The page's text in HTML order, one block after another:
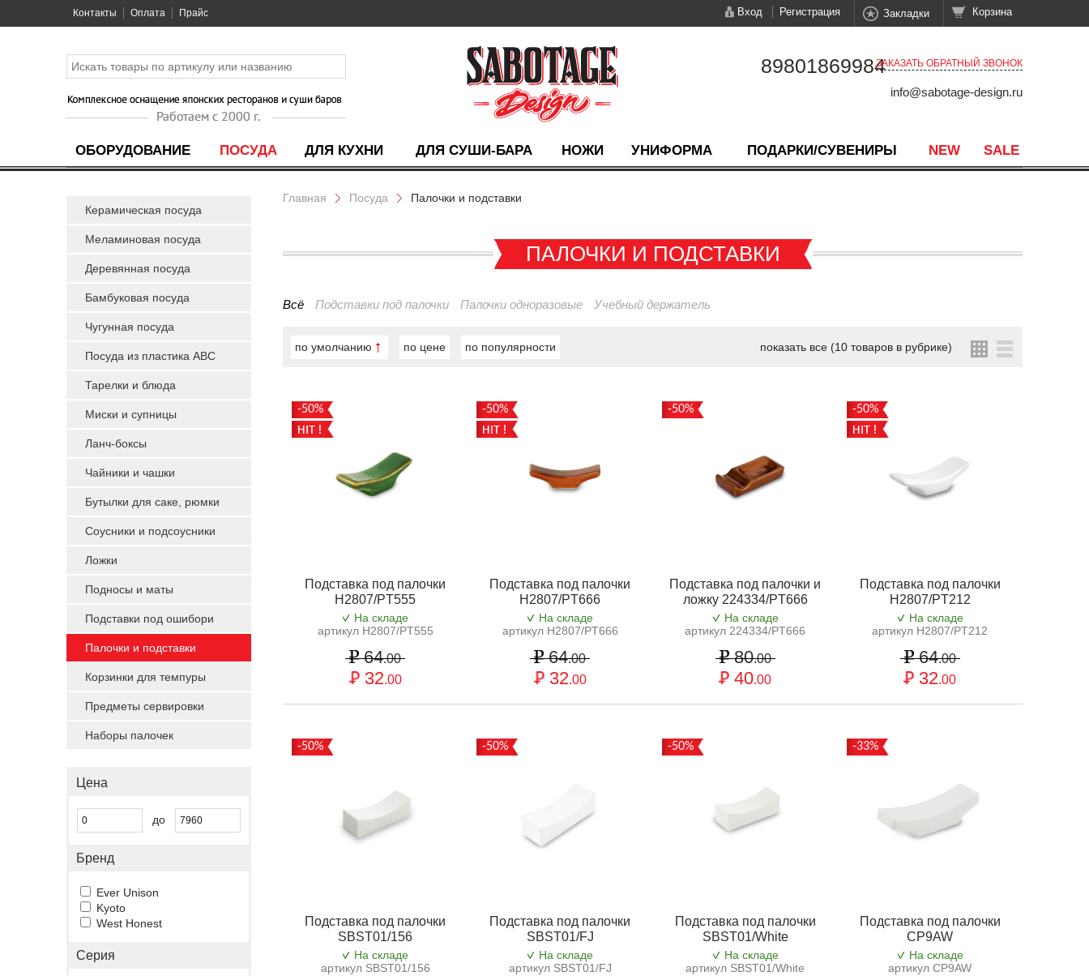
Контакты Оплата Прайс Вход Регистрация Закладки Корзина
ОБОРУДОВАНИЕ ПОСУДА ДЛЯ КУХНИ ДЛЯ СУШИ-БАРА НОЖИ УНИФОРМА ПОДАРКИ/СУВЕНИРЫ NEW SALE
89801869984ЗАКАЗАТЬ ОБРАТНЫЙ ЗВОНОК
info@sabotage-design.ru
Керамическая посуда
Меламиновая посуда
Деревянная посуда
Бамбуковая посуда
Чугунная посуда
Посуда из пластика ABC
Тарелки и блюда
Миски и супницы
Ланч-боксы
Чайники и чашки
Бутылки для саке, рюмки
Соусники и подсоусники
Ложки
Подносы и маты
Подставки под ошибори
Палочки и подставки
Корзинки для темпуры
Предметы сервировки
Наборы палочек
Цена
до
Бренд
Ever Unison
Kyoto
West Honest
Серия
Главная Посуда Палочки и подставки
ПАЛОЧКИ И ПОДСТАВКИ
Всё Подставки под палочки Палочки одноразовые Учебный держатель
по умолчанию по цене по популярности показать все (10 товаров в рубрике)
-50%
Подставка под палочки
H2807/PT555
На складе
артикул H2807/PT555
64.00
32.00
-50%
Подставка под палочки
H2807/PT666
На складе
артикул H2807/PT666
64.00
32.00
-50%
Подставка под палочки и
ложку 224334/PT666
На складе
артикул 224334/PT666
80.00
40.00
-50%
Подставка под палочки
H2807/PT212
На складе
артикул H2807/PT212
64.00
32.00
-50%
Подставка под палочки
SBST01/156
На складе
артикул SBST01/156
-50%
Подставка под палочки
SBST01/FJ
На складе
артикул SBST01/FJ
-50%
Подставка под палочки
SBST01/White
На складе
артикул SBST01/White
-33%
Подставка под палочки
CP9AW
На складе
артикул CP9AW